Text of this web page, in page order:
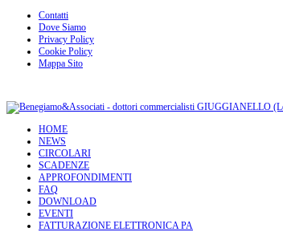
Contatti
Dove Siamo
Privacy Policy
Cookie Policy
Mappa Sito
HOME
NEWS
CIRCOLARI
SCADENZE
APPROFONDIMENTI
FAQ
DOWNLOAD
EVENTI
FATTURAZIONE ELETTRONICA PA